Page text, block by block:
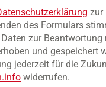
zur
des Formulars
zur Beantwortung
und gespeichert
jederzeit für die
widerrufen.